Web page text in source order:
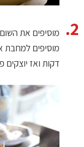
דקות ואז